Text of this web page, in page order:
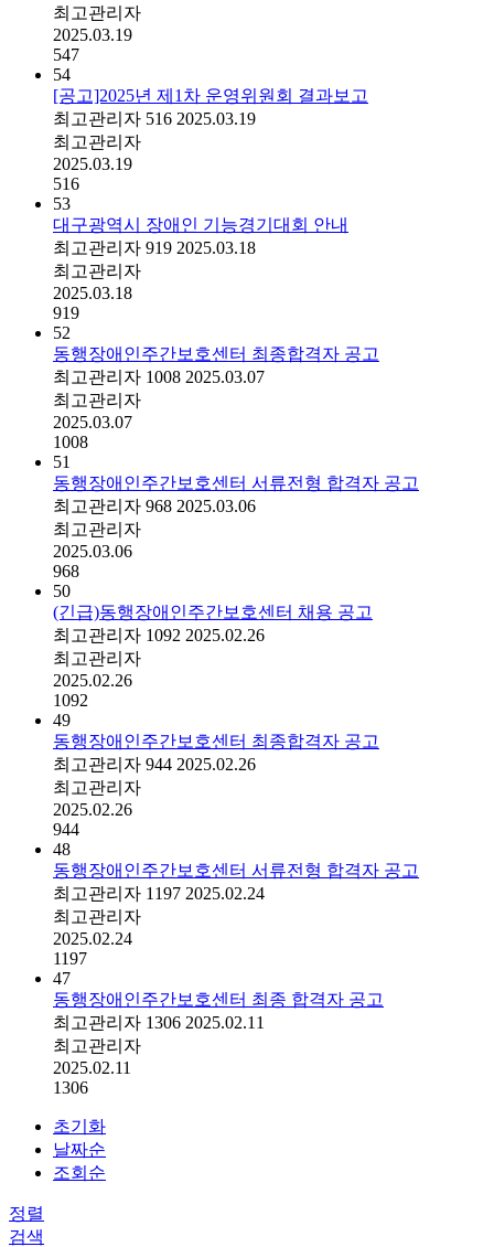
최고관리자
2025.03.19
547
54
[공고]2025년 제1차 운영위원회 결과보고
최고관리자 516 2025.03.19
최고관리자
2025.03.19
516
53
대구광역시 장애인 기능경기대회 안내
최고관리자 919 2025.03.18
최고관리자
2025.03.18
919
52
동행장애인주간보호센터 최종합격자 공고
최고관리자 1008 2025.03.07
최고관리자
2025.03.07
1008
51
동행장애인주간보호센터 서류전형 합격자 공고
최고관리자 968 2025.03.06
최고관리자
2025.03.06
968
50
(긴급)동행장애인주간보호센터 채용 공고
최고관리자 1092 2025.02.26
최고관리자
2025.02.26
1092
49
동행장애인주간보호센터 최종합격자 공고
최고관리자 944 2025.02.26
최고관리자
2025.02.26
944
48
동행장애인주간보호센터 서류전형 합격자 공고
최고관리자 1197 2025.02.24
최고관리자
2025.02.24
1197
47
동행장애인주간보호센터 최종 합격자 공고
최고관리자 1306 2025.02.11
최고관리자
2025.02.11
1306
초기화
날짜순
조회순
정렬
검색